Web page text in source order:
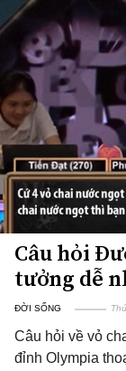
Câu hỏi
tưởng dễ
ĐỜI SỐNG
Câu hỏi về vỏ
đỉnh Olympia